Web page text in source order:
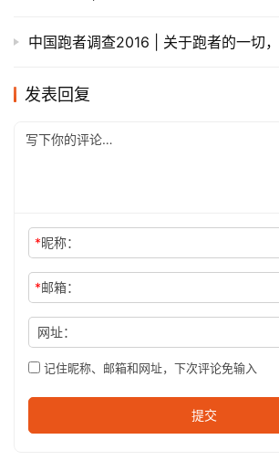
中国跑者调查2016 | 关于跑者的一切
发表回复
*昵称：
*邮箱：
网址：
记住昵称、邮箱和网址，下次评论免输入
提交